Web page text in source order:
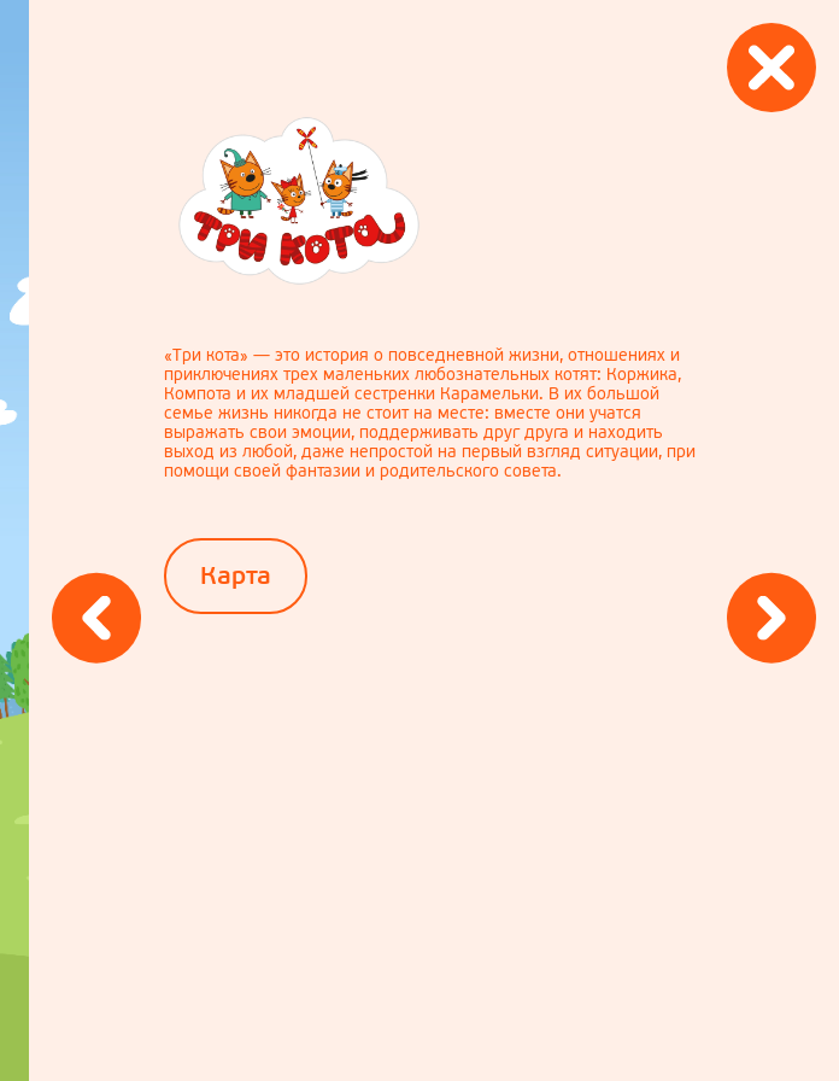
«Три кота» — это история о повседневной жизни, отношениях и
приключениях трех маленьких любознательных котят: Коржика,
Компота и их младшей сестренки Карамельки. В их большой
семье жизнь никогда не стоит на месте: вместе они учатся
выражать свои эмоции, поддерживать друг друга и находить
выход из любой, даже непростой на первый взгляд ситуации, при
помощи своей фантазии и родительского совета.
Карта